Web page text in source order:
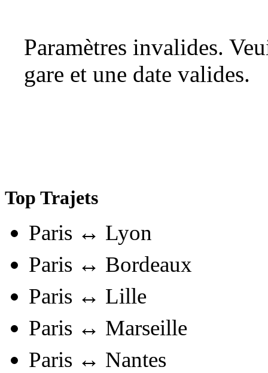
Paramètres invalides.
gare et une date valides.
Top Trajets
Paris ↔ Lyon
Paris ↔ Bordeaux
Paris ↔ Lille
Paris ↔ Marseille
Paris ↔ Nantes